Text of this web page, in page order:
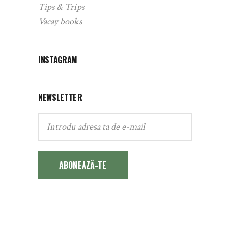
Tips & Trips
Vacay books
INSTAGRAM
NEWSLETTER
ABONEAZĂ-TE